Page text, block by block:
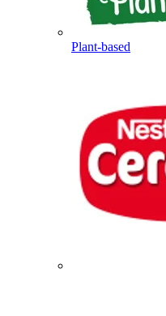
Plant-based